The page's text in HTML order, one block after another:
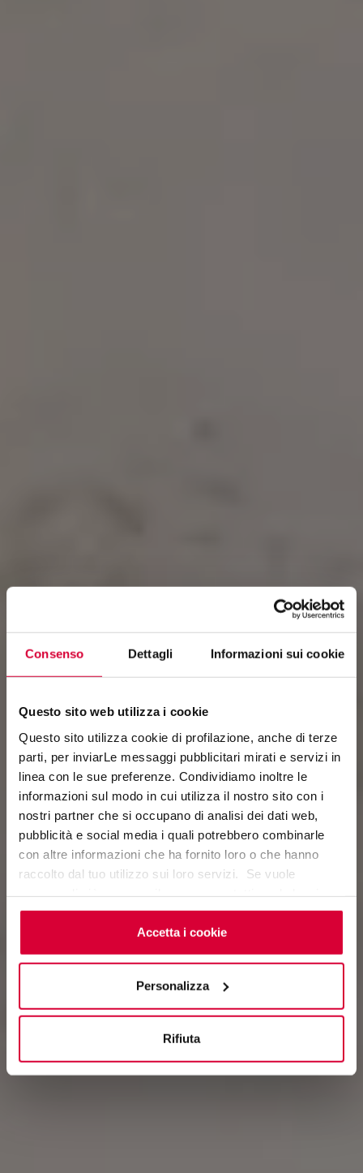
Consenso Dettagli Informazioni sui cookie
Questo sito web utilizza i cookie
Questo sito utilizza cookie di profilazione, anche di terze
parti, per inviarLe messaggi pubblicitari mirati e servizi in
linea con le sue preferenze. Condividiamo inoltre le
informazioni sul modo in cui utilizza il nostro sito con i
nostri partner che si occupano di analisi dei dati web,
pubblicità e social media i quali potrebbero combinarle
con altre informazioni che ha fornito loro o che hanno
raccolto dal tuo utilizzo sui loro servizi. Se vuole
cookieclicchi qui. Il consenso può essere espresso
cliccando sul tasto “Accetta i cookie”. Se non vuole i
cookie di profilazione può negare il consenso sul tasto
Accetta i cookie
Personalizza
Rifiuta
VERSILIA
Noble Surfaces